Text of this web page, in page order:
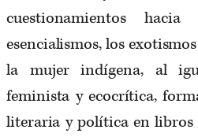
cuestionamientos
esencialismos, los
la mujer indígena, al
feminista y ecocrítica,
literaria y política en libros